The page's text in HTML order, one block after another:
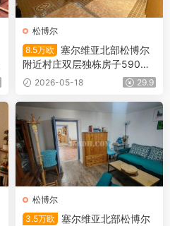
松博尔
8.5万欧
塞尔维亚北部松博尔
附近村庄双层独栋房子590㎡/
115㎡/8.5万欧
2026-05-18 29.9
松博尔
3.5万欧
塞尔维亚北部松博尔